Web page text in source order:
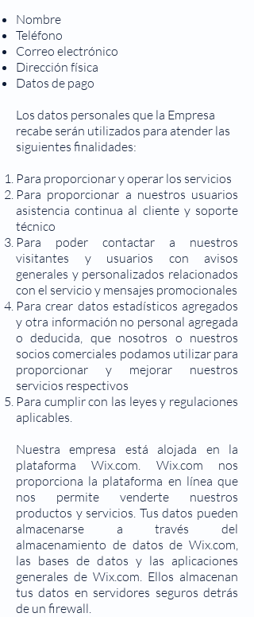
Nombre
Teléfono
Correo electrónico
Dirección física
Datos de pago
Los datos personales que la Empresa
recabe serán utilizados para atender las
siguientes finalidades:
Para proporcionar y operar los servicios
Para proporcionar a nuestros usuarios
asistencia continua al cliente y soporte
técnico
Para poder contactar a nuestros
visitantes y usuarios con avisos
generales y personalizados relacionados
con el servicio y mensajes promocionales
Para crear datos estadísticos agregados
y otra información no personal agregada
o deducida, que nosotros o nuestros
socios comerciales podamos utilizar para
proporcionar y mejorar nuestros
servicios respectivos
Para cumplir con las leyes y regulaciones
aplicables.
Nuestra empresa está alojada en la
plataforma Wix.com. Wix.com nos
proporciona la plataforma en línea que
nos permite venderte nuestros
productos y servicios. Tus datos pueden
almacenarse a través del
almacenamiento de datos de Wix.com,
las bases de datos y las aplicaciones
generales de Wix.com. Ellos almacenan
tus datos en servidores seguros detrás
de un firewall.